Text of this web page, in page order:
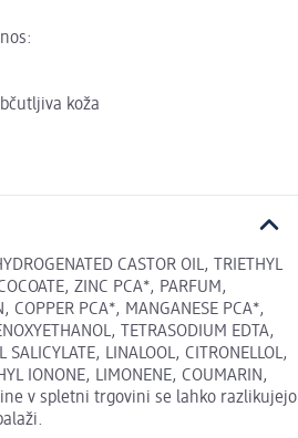
koža
CASTOR OIL, TRIETHYL
ZINC PCA*, PARFUM,
COPPER PCA*, MANGANESE PCA*,
TETRASODIUM EDTA,
SALICYLATE, LINALOOL, CITRONELLOL,
IONONE, LIMONENE, COUMARIN,
v spletni trgovini se lahko razlikujejo